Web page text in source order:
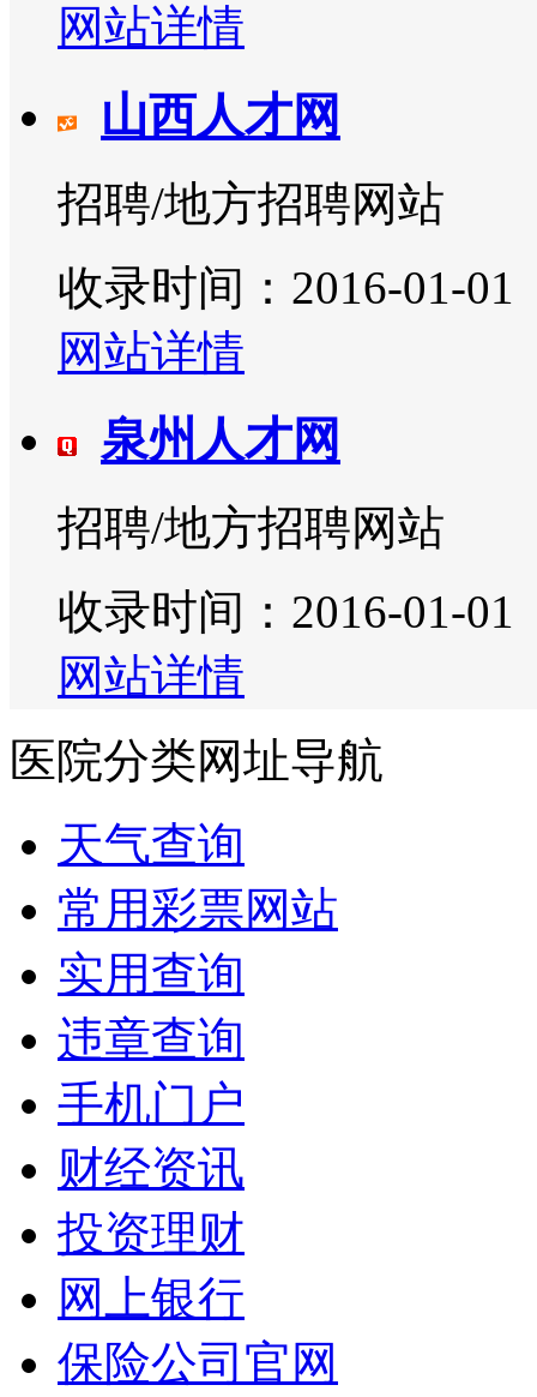
网站详情
山西人才网
招聘/地方招聘网站
收录时间：2016-01-01
网站详情
泉州人才网
招聘/地方招聘网站
收录时间：2016-01-01
网站详情
医院分类网址导航
天气查询
常用彩票网站
实用查询
违章查询
手机门户
财经资讯
投资理财
网上银行
保险公司官网